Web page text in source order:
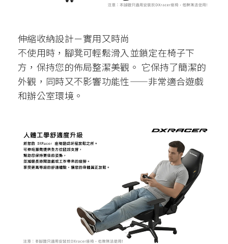
伸縮收納設計－實用又時尚
不使用時，腳凳可輕鬆滑入並鎖定在椅子下
方，保持您的佈局整潔美觀。 它保持了簡潔的
外觀，同時又不影響功能性——非常適合遊戲
和辦公室環境。